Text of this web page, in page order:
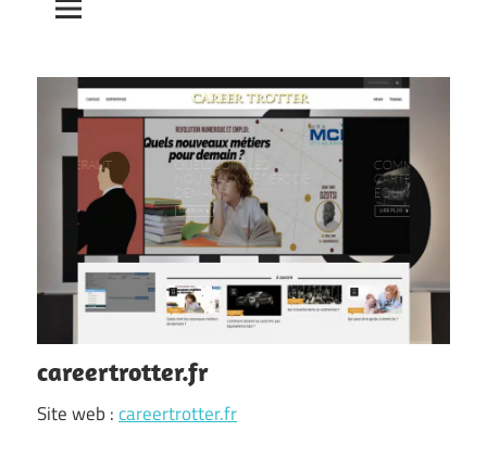
careertrotter.fr
Site web :careertrotter.fr